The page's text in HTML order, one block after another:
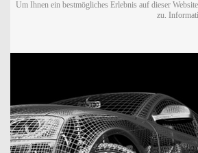
Um Ihnen ein bestmögliches Erlebnis auf dieser
zu.